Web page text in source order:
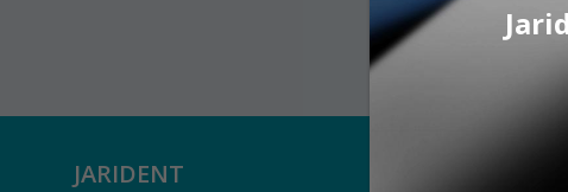
JARIDENT